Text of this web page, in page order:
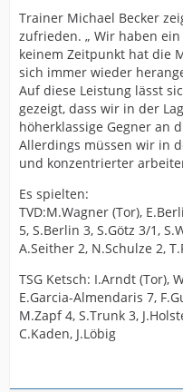
Trainer Michael Becker
zufrieden. „ Wir haben
keinem Zeitpunkt hat die
sich immer wieder
Auf diese Leistung lässt
gezeigt, dass wir in der
höherklassige Gegner an
Allerdings müssen wir in
und konzentrierter
Es spielten:
TVD:M.Wagner (Tor),
5, S.Berlin 3, S.Götz 3/1,
A.Seither 2, N.Schulze 2,
TSG Ketsch: I.Arndt (Tor),
E.Garcia-Almendaris 7,
M.Zapf 4, S.Trunk 3,
C.Kaden, J.Löbig